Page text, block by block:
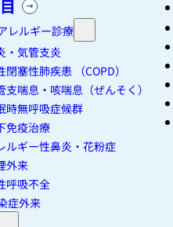
レルギー診療
・気管支炎
閉塞性肺疾患 （COPD）
支喘息・咳喘息（ぜんそく）
時無呼吸症候群
免疫治療
ルギー性鼻炎・花粉症
外来
呼吸不全
症外来